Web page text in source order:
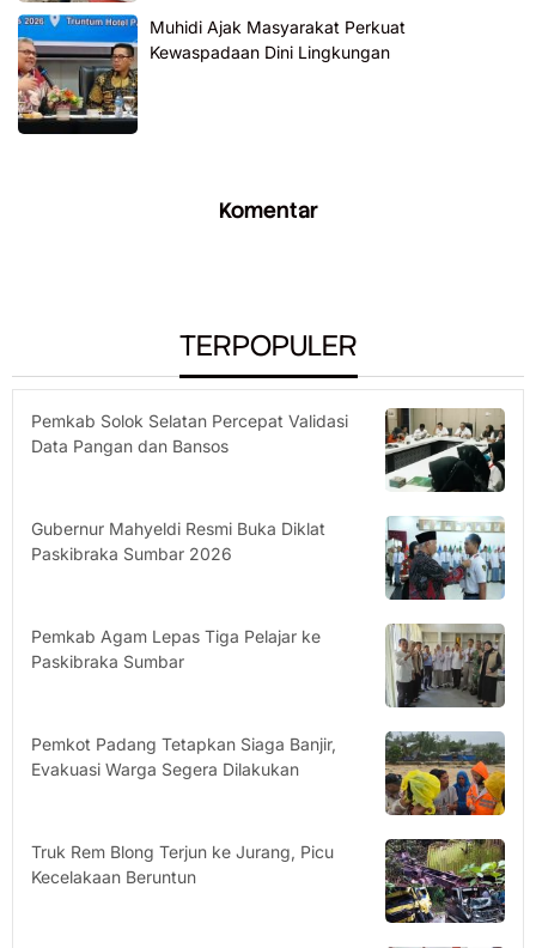
Muhidi Ajak Masyarakat Perkuat
Kewaspadaan Dini Lingkungan
Komentar
TERPOPULER
Pemkab Solok Selatan Percepat Validasi
Data Pangan dan Bansos
Gubernur Mahyeldi Resmi Buka Diklat
Paskibraka Sumbar 2026
Pemkab Agam Lepas Tiga Pelajar ke
Paskibraka Sumbar
Pemkot Padang Tetapkan Siaga Banjir,
Evakuasi Warga Segera Dilakukan
Truk Rem Blong Terjun ke Jurang, Picu
Kecelakaan Beruntun